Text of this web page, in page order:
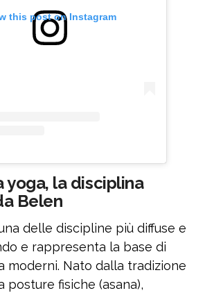
this post on Instagram
yoga, la disciplina
Belen
delle discipline più diffuse e
e rappresenta la base di
moderni. Nato dalla tradizione
posture fisiche (asana),